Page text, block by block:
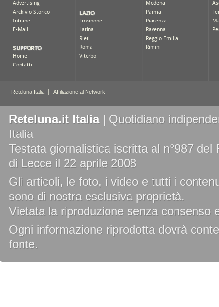
Reteluna.it Italia| Quotidiano
Italia
Testata giornalistica iscritta al n°987
di Lecce il 22 aprile 2008
Gli articoli, le foto, i video e tutti i
sono di nostra esclusiva proprietà.
Vietata la riproduzione senza consenso
Ogni informazione riprodotta dovrà
fonte.